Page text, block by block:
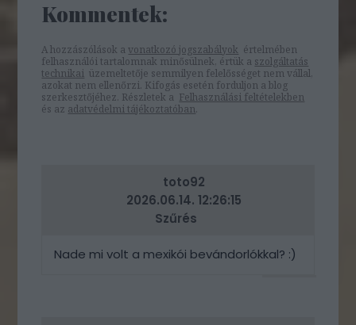
Kommentek:
A hozzászólások avonatkozó jogszabályok értelmében
felhasználói tartalomnak minősülnek, értük a szolgáltatás
technikai üzemeltetője semmilyen felelősséget nem vállal,
azokat nem ellenőrzi. Kifogás esetén forduljon a blog
szerkesztőjéhez. Részletek a Felhasználási feltételekben
és az adatvédelmi tájékoztatóban.
toto92
2026.06.14. 12:26:15
Szűrés
Nade mi volt a mexikói bevándorlókkal? :)